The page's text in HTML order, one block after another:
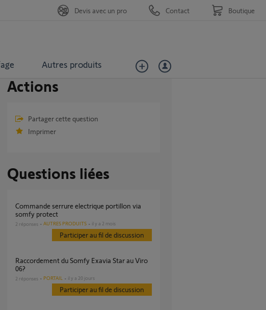
Autres produits
Devis avec un pro Contact Boutique
Actions
Partager cette question
Imprimer
Questions liées
Commande serrure electrique portillon via
somfy protect
2 réponses AUTRES PRODUITS il y a 2 mois
Participer au fil de discussion
Raccordement du Somfy Exavia Star au Viro
06?
2 réponses PORTAIL il y a 20 jours
Participer au fil de discussion